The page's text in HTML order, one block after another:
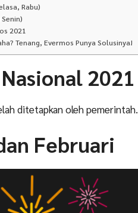
Rabu)
2021
Tenang, Evermos Punya Solusinya!
2021
ditetapkan oleh pemerintah.
Februari